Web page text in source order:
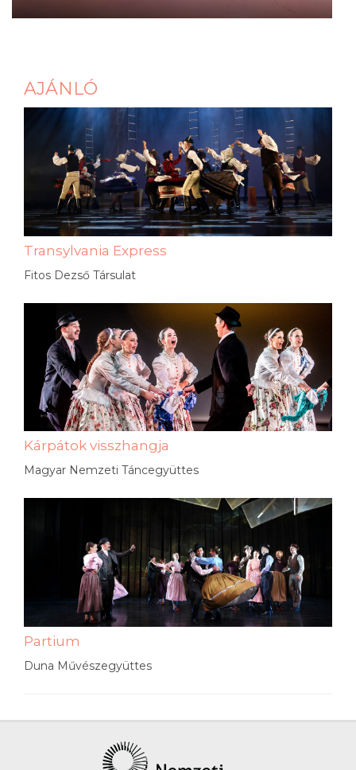
AJÁNLÓ
Transylvania Express
Fitos Dezső Társulat
Kárpátok visszhangja
Magyar Nemzeti Táncegyüttes
Partium
Duna Művészegyüttes